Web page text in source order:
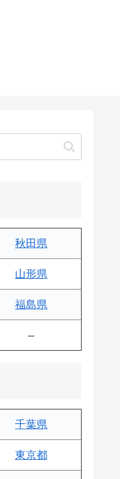
秋田県
山形県
福島県
–
千葉県
東京都